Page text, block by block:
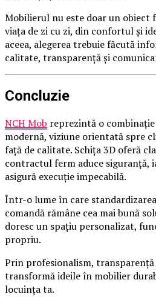
Mobilierul nu este doar un obiect
viața de zi cu zi, din confortul și
aceea, alegerea trebuie făcută
calitate, transparență și
Concluzie
NCH Mob reprezintă o
modernă, viziune orientată spre
față de calitate. Schița 3D oferă
contractul ferm aduce siguranță,
asigură execuție impecabilă.
Într-o lume în care
comandă rămâne cea mai bună
doresc un spațiu personalizat,
propriu.
Prin profesionalism,
transformă ideile în mobilier
locuința ta.